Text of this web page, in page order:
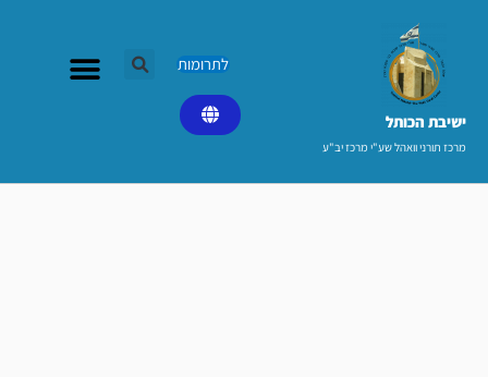
ישיבת הכותל​
מרכז תורני וואהל שע"י מרכז יב"ע
לתרומות